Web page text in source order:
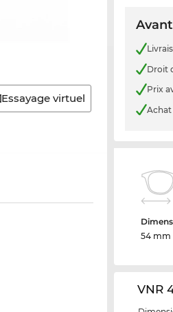
Essayage virtuel
Droit
Prix
54 mm
VNR